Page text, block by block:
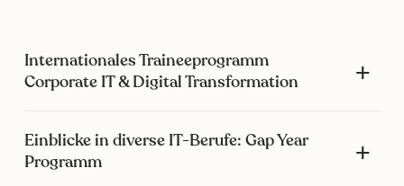
Internationales Traineeprogramm
Corporate IT & Digital Transformation
Einblicke in diverse IT-Berufe: Gap Year
Programm